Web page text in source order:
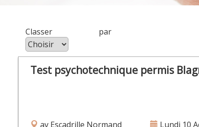
Classer par
Test psychotechnique permis
av Escadrille Normand
Lundi 10